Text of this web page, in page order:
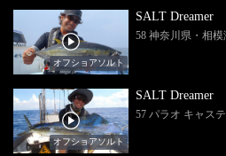
オフショアソルト
SALT Dreamer
58 神奈川県・相
オフショアソルト
SALT Dreamer
57 パラオ キャス